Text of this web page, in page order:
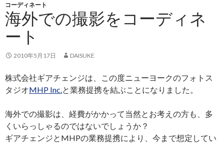
コーディネート
海外での撮影をコーディネ
ート
2010年5月17日 DAISUKE
株式会社ギアチェンジは、この度ニューヨークのフォトス
タジオMHP Inc. と業務提携を結ぶことになりました。
海外での撮影は、経費がかかって当然とお考えの方も、多
くいらっしゃるのではないでしょうか？
ギアチェンジとMHPの業務提携により、今まで想定してい